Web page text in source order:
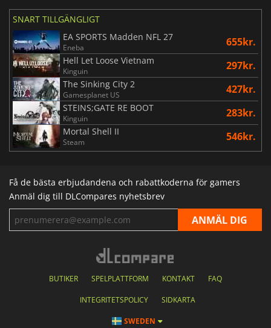
SNART TILLGÄNGLIGT
EA SPORTS Madden NFL 27
Eneba 655kr.
Hell Let Loose Vietnam
Kinguin 297kr.
The Sinking City 2
Gamesplanet US 427kr.
STEINS;GATE RE BOOT
Kinguin 283kr.
Mortal Shell II
Steam 546kr.
Få de bästa erbjudandena och rabattkoderna för gamers
Anmäl dig till DLCompares nyhetsbrev
BUTIKER SPELPLATTFORM KONTAKT FAQ
INTEGRITETSPOLICY SIDKARTA
SWEDEN